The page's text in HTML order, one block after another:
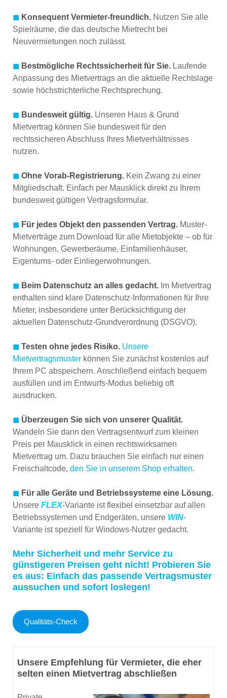
◼ Konsequent Vermieter-freundlich. Nutzen Sie alle
Spielräume, die das deutsche Mietrecht bei
Neuvermietungen noch zulässt.
◼ Bestmögliche Rechtssicherheit für Sie. Laufende
Anpassung des Mietvertrags an die aktuelle Rechtslage
sowie höchstrichterliche Rechtsprechung.
◼ Bundesweit gültig. Unseren Haus & Grund
Mietvertrag können Sie bundesweit für den
rechtssicheren Abschluss Ihres Mietverhältnisses
nutzen.
◼ Ohne Vorab-Registrierung. Kein Zwang zu einer
Mitgliedschaft. Einfach per Mausklick direkt zu Ihrem
bundesweit gültigen Vertragsformular.
◼ Für jedes Objekt den passenden Vertrag. Muster-
Mietverträge zum Download für alle Mietobjekte – ob für
Wohnungen, Gewerberäume, Einfamilienhäuser,
Eigentums- oder Einliegerwohnungen.
◼ Beim Datenschutz an alles gedacht. Im Mietvertrag
enthalten sind klare Datenschutz-Informationen für Ihre
Mieter, insbesondere unter Berücksichtigung der
aktuellen Datenschutz-Grundverordnung (DSGVO).
◼ Testen ohne jedes Risiko. Unsere
Mietvertragsmuster können Sie zunächst kostenlos auf
Ihrem PC abspeichern. Anschließend einfach bequem
ausfüllen und im Entwurfs-Modus beliebig oft
ausdrucken.
◼ Überzeugen Sie sich von unserer Qualität.
Wandeln Sie dann den Vertragsentwurf zum kleinen
Preis per Mausklick in einen rechtswirksamen
Mietvertrag um. Dazu brauchen Sie einfach nur einen
Freischaltcode, den Sie in unserem Shop erhalten.
◼ Für alle Geräte und Betriebssysteme eine Lösung.
Unsere FLEX-Variante ist flexibel einsetzbar auf allen
Betriebssystemen und Endgeräten, unsere WIN-
Variante ist speziell für Windows-Nutzer gedacht.
Mehr Sicherheit und mehr Service zu
günstigeren Preisen geht nicht! Probieren Sie
es aus: Einfach das passende Vertragsmuster
aussuchen und sofort loslegen!
Qualitäts-Check
Unsere Empfehlung für Vermieter, die eher
selten einen Mietvertrag abschließen